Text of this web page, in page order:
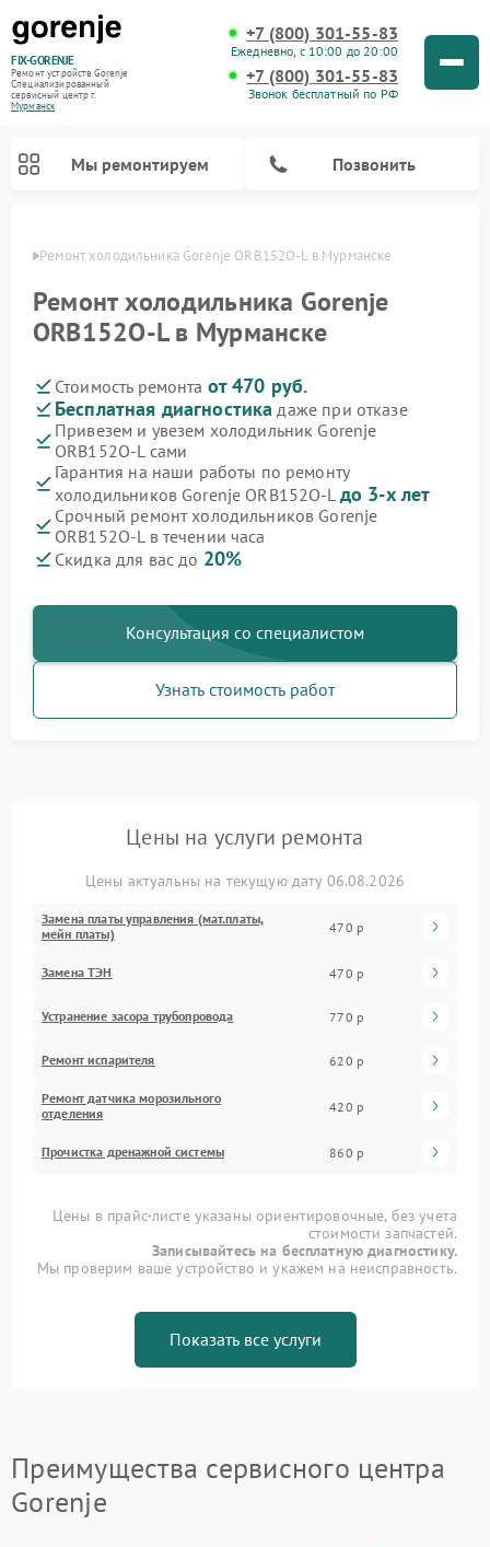
FIX-GORENJE
Ремонт устройств Gorenje
Специализированный
cервисный центр г.
Мурманск
+7 (800) 301-55-83
Ежедневно, с 10:00 до 20:00
+7 (800) 301-55-83
Звонок бесплатный по РФ
Мы ремонтируем Позвонить
Ремонт холодильника Gorenje ORB152O-L в Мурманске
Ремонт холодильника Gorenje
ORB152O-L в Мурманске
Стоимость ремонта от 470 руб.
Бесплатная диагностика даже при отказе
Привезем и увезем холодильник Gorenje
ORB152O-L сами
Гарантия на наши работы по ремонту
холодильников Gorenje ORB152O-L до 3-х лет
Срочный ремонт холодильников Gorenje
ORB152O-L в течении часа
Скидка для вас до 20%
Консультация со специалистом
Узнать стоимость работ
Цены на услуги ремонта
Цены актуальны на текущую дату 06.08.2026
Замена платы управления (мат.платы,
мейн платы)
470 р
Замена ТЭН 470 р
Устранение засора трубопровода 770 р
Ремонт испарителя 620 р
Ремонт датчика морозильного
отделения
420 р
Прочистка дренажной системы 860 р
Цены в прайс-листе указаны ориентировочные, без учета
стоимости запчастей.
Записывайтесь на бесплатную диагностику.
Мы проверим ваше устройство и укажем на неисправность.
Показать все услуги
Преимущества сервисного центра
Gorenje